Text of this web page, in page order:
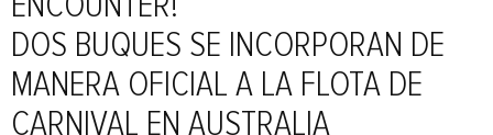
DOS BUQUES SE INCORPORAN DE
MANERA OFICIAL A LA FLOTA DE
CARNIVAL EN AUSTRALIA